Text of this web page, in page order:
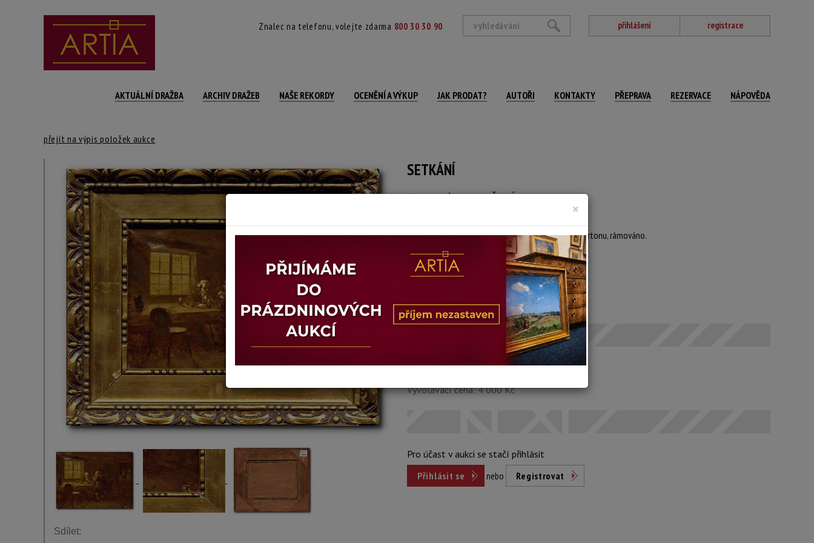
Znalec na telefonu, volejte zdarma 800 30 30 90 přihlášení registrace
AKTUÁLNÍ DRAŽBA ARCHIV DRAŽEB NAŠE REKORDY OCENĚNÍ A VÝKUP JAK PRODAT? AUTOŘI KONTAKTY PŘEPRAVA REZERVACE NÁPOVĚDA
přejít na výpis položek aukce
SETKÁNÍ
Autor:autor neurčený
Monogramováno vpravo dole, plátno fixováno na kartonu, rámováno.
Technika: olej na plátně
Šířka: 30,5 cm, výška: 24 cm, rámování: 39 x 46 pošk.
Stav: poškozeno
Konec dražby:15.06.2026 20:47 SELČ
Dosažená cena:neprodáno
Vyvolávací cena: 4 000 Kč
Pro účast v aukci se stačí přihlásit
Přihlásit se
nebo Registrovat
Sdílet:
×